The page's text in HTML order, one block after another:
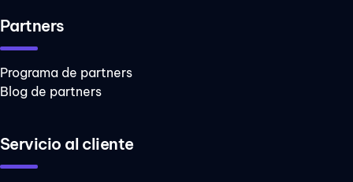
Partners
Programa de partners
Blog de partners
Servicio al cliente